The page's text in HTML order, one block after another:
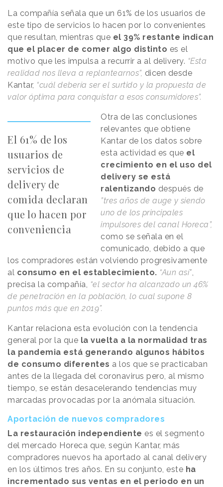
La compañía señala que un 61% de los usuarios de
este tipo de servicios lo hacen por lo convenientes
que resultan, mientras que el 39% restante indican
que el placer de comer algo distinto es el
motivo que les impulsa a recurrir a al delivery. “Esta
realidad nos lleva a replantearnos”, dicen desde
Kantar, “cuál debería ser el surtido y la propuesta de
valor óptima para conquistar a esos consumidores”.
El 61% de los
usuarios de
servicios de
delivery de
comida declaran
que lo hacen por
conveniencia
Otra de las conclusiones
relevantes que obtiene
Kantar de los datos sobre
esta actividad es que el
crecimiento en el uso del
delivery se está
ralentizando después de
”tres años de auge y siendo
uno de los principales
impulsores del canal Horeca”,
como se señala en el
comunicado, debido a que
los compradores están volviendo progresivamente
al consumo en el establecimiento. “Aun así",
precisa la compañía, “el sector ha alcanzado un 46%
de penetración en la población, lo cual supone 8
puntos más que en 2019”.
Kantar relaciona esta evolución con la tendencia
general por la que la vuelta a la normalidad tras
la pandemia está generando algunos hábitos
de consumo diferentes a los que se practicaban
antes de la llegada del coronavirus pero, al mismo
tiempo, se están desacelerando tendencias muy
marcadas provocadas por la anómala situación.
Aportación de nuevos compradores
La restauración independiente es el segmento
del mercado Horeca que, según Kantar, más
compradores nuevos ha aportado al canal delivery
en los últimos tres años. En su conjunto, este ha
incrementado sus ventas en el periodo en un